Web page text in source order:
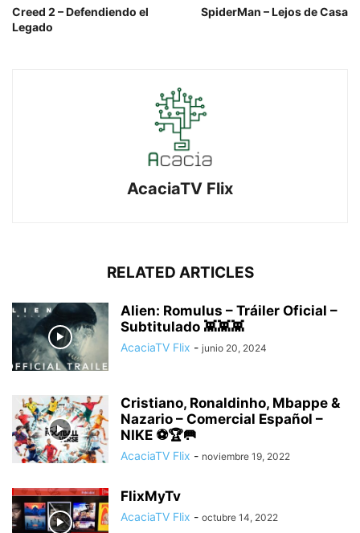
Creed 2 – Defendiendo el
Legado
SpiderMan – Lejos de Casa
AcaciaTV Flix
RELATED ARTICLES
Alien: Romulus – Tráiler Oficial –
Subtitulado 👾👾👾
AcaciaTV Flix - junio 20, 2024
Cristiano, Ronaldinho, Mbappe &
Nazario – Comercial Español –
NIKE ⚽🏆🥅
AcaciaTV Flix - noviembre 19, 2022
FlixMyTv
AcaciaTV Flix - octubre 14, 2022